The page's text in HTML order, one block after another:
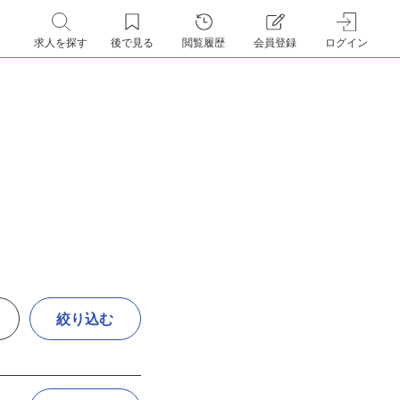
求人を探す 後で見る 閲覧履歴 会員登録 ログイン
絞り込む